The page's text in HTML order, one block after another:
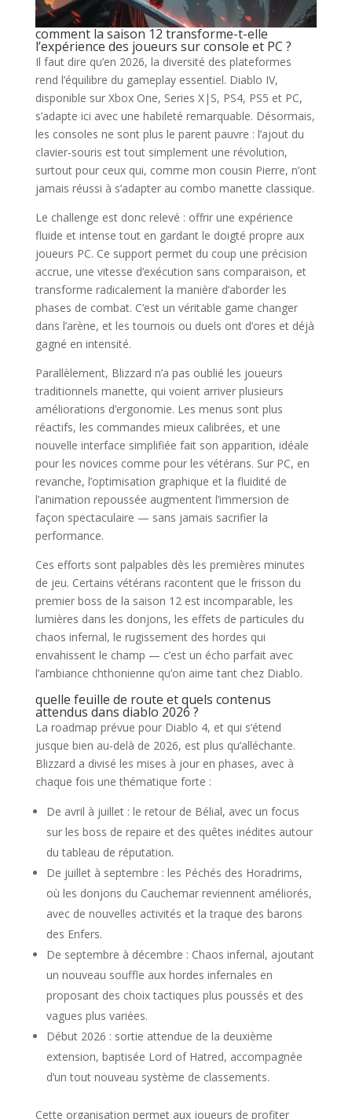
comment la saison 12 transforme-t-elle
l’expérience des joueurs sur console et PC ?
Il faut dire qu’en 2026, la diversité des plateformes
rend l’équilibre du gameplay essentiel. Diablo IV,
disponible sur Xbox One, Series X|S, PS4, PS5 et PC,
s’adapte ici avec une habileté remarquable. Désormais,
les consoles ne sont plus le parent pauvre : l’ajout du
clavier-souris est tout simplement une révolution,
surtout pour ceux qui, comme mon cousin Pierre, n’ont
jamais réussi à s’adapter au combo manette classique.
Le challenge est donc relevé : offrir une expérience
fluide et intense tout en gardant le doigté propre aux
joueurs PC. Ce support permet du coup une précision
accrue, une vitesse d’exécution sans comparaison, et
transforme radicalement la manière d’aborder les
phases de combat. C’est un véritable game changer
dans l’arène, et les tournois ou duels ont d’ores et déjà
gagné en intensité.
Parallèlement, Blizzard n’a pas oublié les joueurs
traditionnels manette, qui voient arriver plusieurs
améliorations d’ergonomie. Les menus sont plus
réactifs, les commandes mieux calibrées, et une
nouvelle interface simplifiée fait son apparition, idéale
pour les novices comme pour les vétérans. Sur PC, en
revanche, l’optimisation graphique et la fluidité de
l’animation repoussée augmentent l’immersion de
façon spectaculaire — sans jamais sacrifier la
performance.
Ces efforts sont palpables dès les premières minutes
de jeu. Certains vétérans racontent que le frisson du
premier boss de la saison 12 est incomparable, les
lumières dans les donjons, les effets de particules du
chaos infernal, le rugissement des hordes qui
envahissent le champ — c’est un écho parfait avec
l’ambiance chthonienne qu’on aime tant chez Diablo.
quelle feuille de route et quels contenus
attendus dans diablo 2026 ?
La roadmap prévue pour Diablo 4, et qui s’étend
jusque bien au-delà de 2026, est plus qu’alléchante.
Blizzard a divisé les mises à jour en phases, avec à
chaque fois une thématique forte :
De avril à juillet : le retour de Bélial, avec un focus
sur les boss de repaire et des quêtes inédites autour
du tableau de réputation.
De juillet à septembre : les Péchés des Horadrims,
où les donjons du Cauchemar reviennent améliorés,
avec de nouvelles activités et la traque des barons
des Enfers.
De septembre à décembre : Chaos infernal, ajoutant
un nouveau souffle aux hordes infernales en
proposant des choix tactiques plus poussés et des
vagues plus variées.
Début 2026 : sortie attendue de la deuxième
extension, baptisée Lord of Hatred, accompagnée
d’un tout nouveau système de classements.
Cette organisation permet aux joueurs de profiter